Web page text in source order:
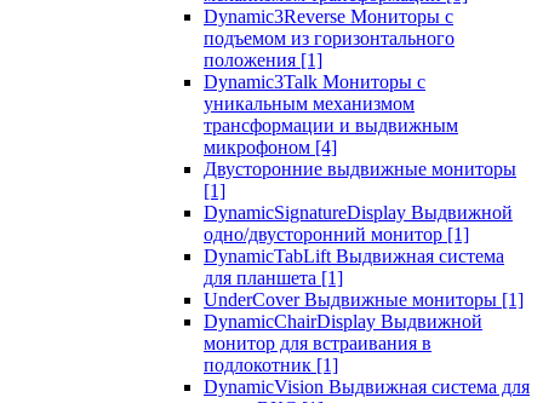
Dynamic3Reverse Мониторы с
подъемом из горизонтального
положения [1]
Dynamic3Talk Мониторы с
уникальным механизмом
трансформации и выдвижным
микрофоном [4]
Двусторонние выдвижные мониторы
[1]
DynamicSignatureDisplay Выдвижной
одно/двусторонний монитор [1]
DynamicTabLift Выдвижная система
для планшета [1]
UnderCover Выдвижные мониторы [1]
DynamicChairDisplay Выдвижной
монитор для встраивания в
подлокотник [1]
DynamicVision Выдвижная система для